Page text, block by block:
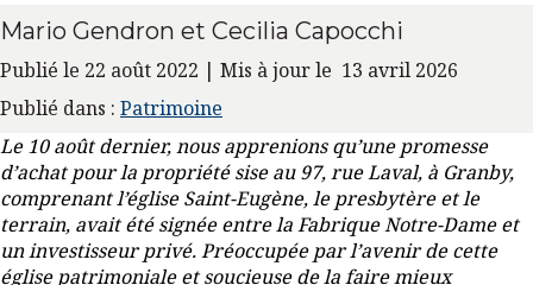
Mario Gendron et Cecilia Capocchi
Publié le 22 août 2022 | Mis à jour le 13 avril 2026
Publié dans : Patrimoine
Le 10 août dernier, nous apprenions qu’une promesse
d’achat pour la propriété sise au 97, rue Laval, à Granby,
comprenant l’église Saint-Eugène, le presbytère et le
terrain, avait été signée entre la Fabrique Notre-Dame et
un investisseur privé. Préoccupée par l’avenir de cette
église patrimoniale et soucieuse de la faire mieux